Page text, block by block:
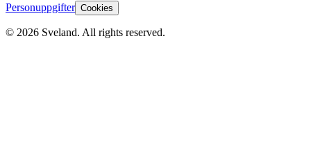
Personuppgifter Cookies
© 2026 Sveland. All rights reserved.